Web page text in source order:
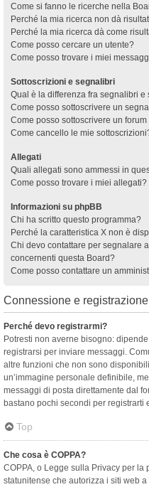
Come si fanno le ricerche nella
Perché la mia ricerca non dà
Perché la mia ricerca dà come
Come posso cercare un utente?
Come posso trovare i miei
Sottoscrizioni e segnalibri
Qual è la differenza fra segnalibri e
Come posso sottoscrivere un
Come posso sottoscrivere un
Come cancello le mie
Allegati
Quali allegati sono ammessi in
Come posso trovare i miei allegati?
Informazioni su phpBB
Chi ha scritto questo programma?
Perché la caratteristica X non è
Chi devo contattare per segnalare
concernenti questa Board?
Come posso contattare un
Connessione e registrazione
Perché devo registrarmi?
Potresti non averne bisogno:
registrarsi per inviare messaggi.
altre funzioni che non sono
un’immagine personale definibile,
messaggi di posta direttamente dal
bastano pochi secondi per registrarti
Top
Che cosa è COPPA?
COPPA, o Legge sulla Privacy per
statunitense che autorizza i siti web